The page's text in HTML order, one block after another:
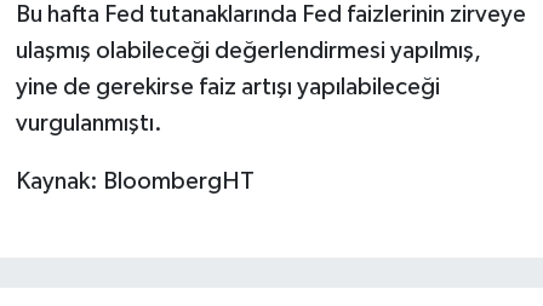
Bu hafta Fed tutanaklarında Fed faizlerinin zirveye
ulaşmış olabileceği değerlendirmesi yapılmış,
yine de gerekirse faiz artışı yapılabileceği
vurgulanmıştı.
Kaynak: BloombergHT